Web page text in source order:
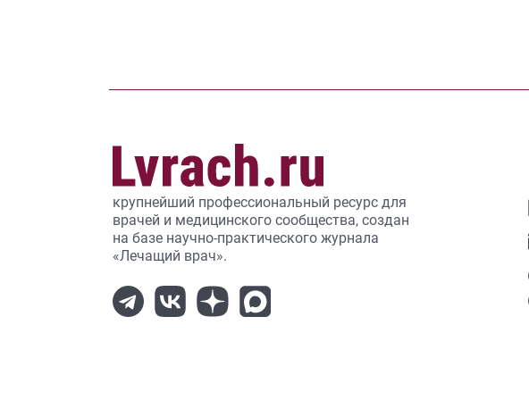
крупнейший профессиональный ресурс для
врачей и медицинского сообщества, создан
на базе научно-практического журнала
«Лечащий врач».